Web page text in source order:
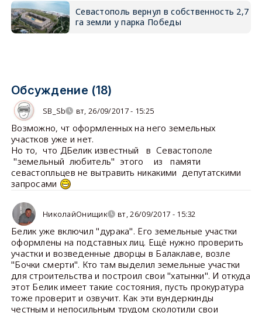
Севастополь вернул в собственность 2,7
га земли у парка Победы
Обсуждение (18)
SB_Sb вт, 26/09/2017 - 15:25
Возможно, чт оформленных на него земельных
участков уже и нет.
Но то, что ДБелик известный в Севастополе
"земельный любитель" этого из памяти
севастопльцев не вытравить никакими депутатскими
запросами
НиколайОнищик вт, 26/09/2017 - 15:32
Белик уже включил "дурака". Его земельные участки
оформлены на подставных лиц. Ещё нужно проверить
участки и возведенные дворцы в Балаклаве, возле
"Бочки смерти". Кто там выделил земельные участки
для строительства и построил свои "хатынки". И откуда
этот Белик имеет такие состояния, пусть прокуратура
тоже проверит и озвучит. Как эти вундеркинды
честным и непосильным трудом сколотили свои